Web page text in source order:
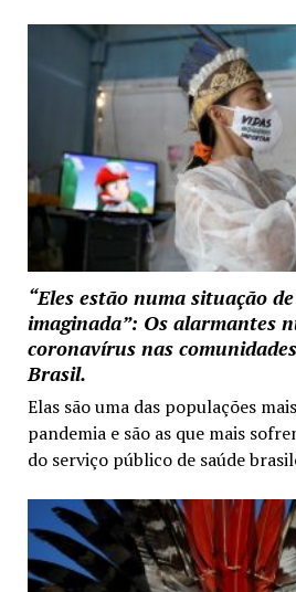
“Eles estão numa situação
imaginada”: Os alarmantes
coronavírus nas
Brasil.
Elas são uma das populações
pandemia e são as que mais
do serviço público de saúde